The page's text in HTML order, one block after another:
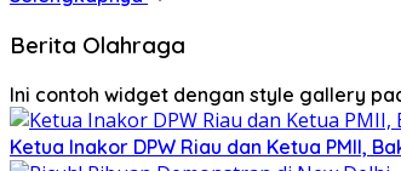
Berita Olahraga
Ini contoh widget dengan style gallery
Ketua Inakor DPW Riau dan Ketua PMII,